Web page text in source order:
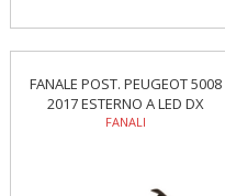
FANALE POST. PEUGEOT 5008
2017 ESTERNO A LED DX
FANALI